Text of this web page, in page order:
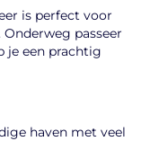
is perfect voor
passeer
je een prachtig
haven met veel